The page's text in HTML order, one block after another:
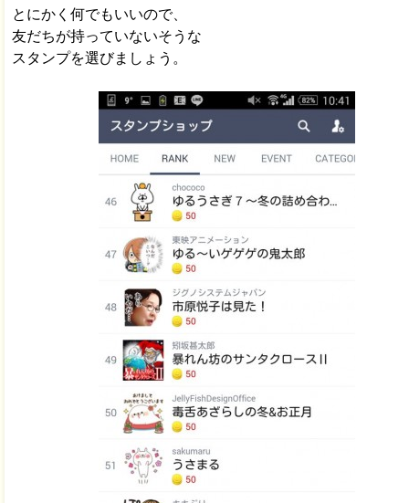
とにかく何でもいいので、
友だちが持っていないそうな
スタンプを選びましょう。